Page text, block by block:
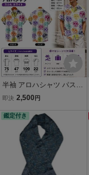
半袖 アロハシャツ パステ
ル スカル柄 ホワイト Lサ
ー 総柄 新品
即決 2,500 円
鑑定付き